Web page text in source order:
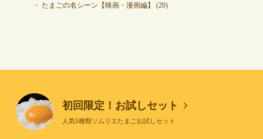
たまごの名シーン【映画・漫画編】
(20)
初回限定！お試しセット
人気5種類ソムリエたまごお試しセット